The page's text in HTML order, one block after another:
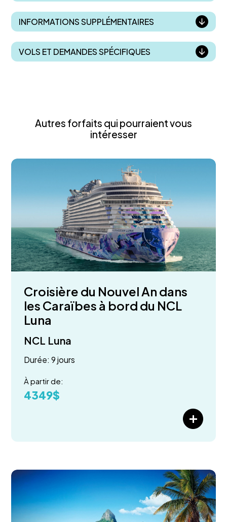
INFORMATIONS SUPPLÉMENTAIRES
VOLS ET DEMANDES SPÉCIFIQUES
Autres forfaits qui pourraient vous
intéresser
Croisière du Nouvel An dans
les Caraïbes à bord du NCL
Luna
NCL Luna
Durée: 9 jours
À partir de:
4349$